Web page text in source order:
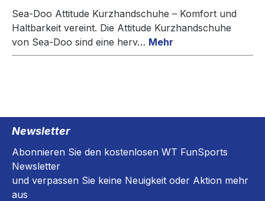
Sea-Doo Attitude Kurzhandschuhe – Komfort und
Haltbarkeit vereint. Die Attitude Kurzhandschuhe
von Sea-Doo sind eine herv… Mehr
Newsletter
Abonnieren Sie den kostenlosen WT FunSports
Newsletter
und verpassen Sie keine Neuigkeit oder Aktion mehr
aus